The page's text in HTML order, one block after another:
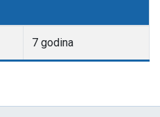
7 godina